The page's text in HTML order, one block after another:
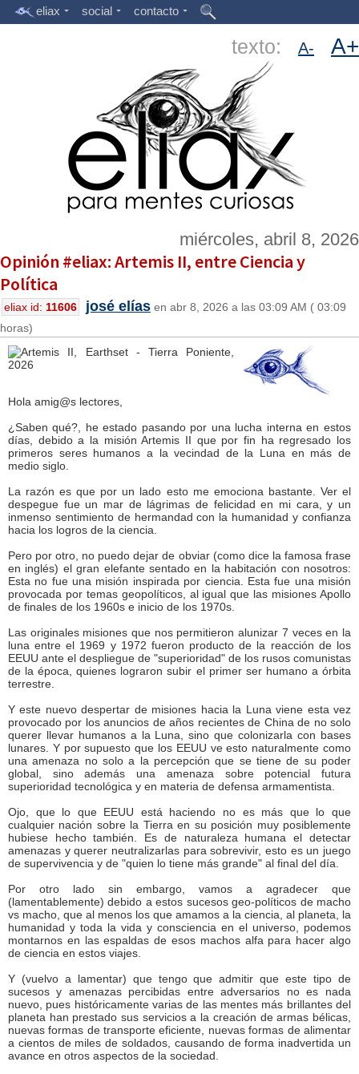
eliax social contacto
texto: A- A+
miércoles, abril 8, 2026
Opinión #eliax: Artemis II, entre Ciencia y
Política
eliax id: 11606 josé elías en abr 8, 2026 a las 03:09 AM ( 03:09
horas)
Hola amig@s lectores,
¿Saben qué?, he estado pasando por una lucha interna en estos
días, debido a la misión Artemis II que por fin ha regresado los
primeros seres humanos a la vecindad de la Luna en más de
medio siglo.
La razón es que por un lado esto me emociona bastante. Ver el
despegue fue un mar de lágrimas de felicidad en mi cara, y un
inmenso sentimiento de hermandad con la humanidad y confianza
hacia los logros de la ciencia.
Pero por otro, no puedo dejar de obviar (como dice la famosa frase
en inglés) el gran elefante sentado en la habitación con nosotros:
Esta no fue una misión inspirada por ciencia. Esta fue una misión
provocada por temas geopolíticos, al igual que las misiones Apollo
de finales de los 1960s e inicio de los 1970s.
Las originales misiones que nos permitieron alunizar 7 veces en la
luna entre el 1969 y 1972 fueron producto de la reacción de los
EEUU ante el despliegue de "superioridad" de los rusos comunistas
de la época, quienes lograron subir el primer ser humano a órbita
terrestre.
Y este nuevo despertar de misiones hacia la Luna viene esta vez
provocado por los anuncios de años recientes de China de no solo
querer llevar humanos a la Luna, sino que colonizarla con bases
lunares. Y por supuesto que los EEUU ve esto naturalmente como
una amenaza no solo a la percepción que se tiene de su poder
global, sino además una amenaza sobre potencial futura
superioridad tecnológica y en materia de defensa armamentista.
Ojo, que lo que EEUU está haciendo no es más que lo que
cualquier nación sobre la Tierra en su posición muy posiblemente
hubiese hecho también. Es de naturaleza humana el detectar
amenazas y querer neutralizarlas para sobrevivir, esto es un juego
de supervivencia y de "quien lo tiene más grande" al final del día.
Por otro lado sin embargo, vamos a agradecer que
(lamentablemente) debido a estos sucesos geo-políticos de macho
vs macho, que al menos los que amamos a la ciencia, al planeta, la
humanidad y toda la vida y consciencia en el universo, podemos
montarnos en las espaldas de esos machos alfa para hacer algo
de ciencia en estos viajes.
Y (vuelvo a lamentar) que tengo que admitir que este tipo de
sucesos y amenazas percibidas entre adversarios no es nada
nuevo, pues históricamente varias de las mentes más brillantes del
planeta han prestado sus servicios a la creación de armas bélicas,
nuevas formas de transporte eficiente, nuevas formas de alimentar
a cientos de miles de soldados, causando de forma inadvertida un
avance en otros aspectos de la sociedad.